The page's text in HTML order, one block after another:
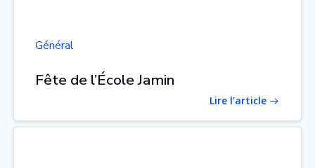
Général
Fête de l’École Jamin
Lire l'article